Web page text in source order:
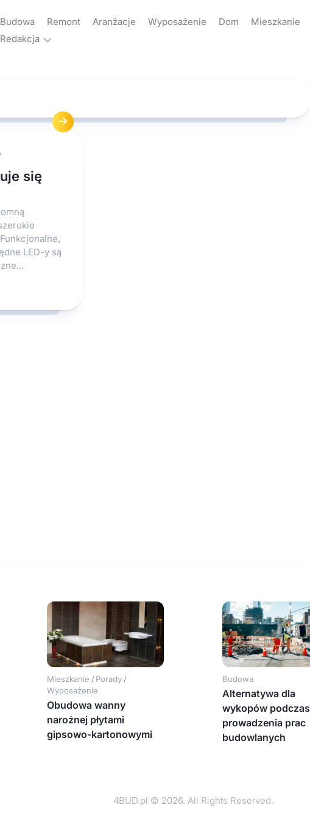
Budowa Remont Aranżacje Wyposażenie Dom Mieszkanie
Redakcja
Polityka
się
LED-y są
Mieszkanie / Porady /
Wyposażenie
Obudowa wanny
narożnej płytami
gipsowo-kartonowymi
Budowa
Alternatywa dla
wykopów podczas
prowadzenia prac
budowlanych
4BUD.pl © 2026. All Rights Reserved.